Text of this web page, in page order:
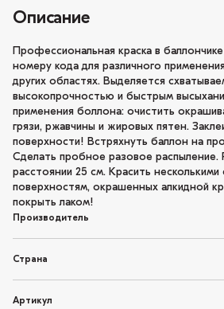
Описание
Профессиональная краска в
номеру кода для различного
других областях. Выделяется
высокопрочностью и быстрым
применения боллона: очистить
грязи, ржавчины и жировых пятен.
поверхности! Встряхнуть баллон на
Сделать пробное разовое распыление.
расстоянии 25 см. Красить
поверхностям, окрашенных алкидной
покрыть лаком!
Производитель
Страна
Артикул